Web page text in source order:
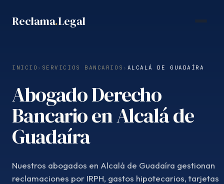
Reclama.Legal
INICIO › SERVICIOS BANCARIOS › ALCALÁ DE GUADAÍRA
Abogado Derecho
Bancario en Alcalá de
Guadaíra
Nuestros abogados en Alcalá de Guadaíra gestionan
reclamaciones por IRPH, gastos hipotecarios, tarjetas